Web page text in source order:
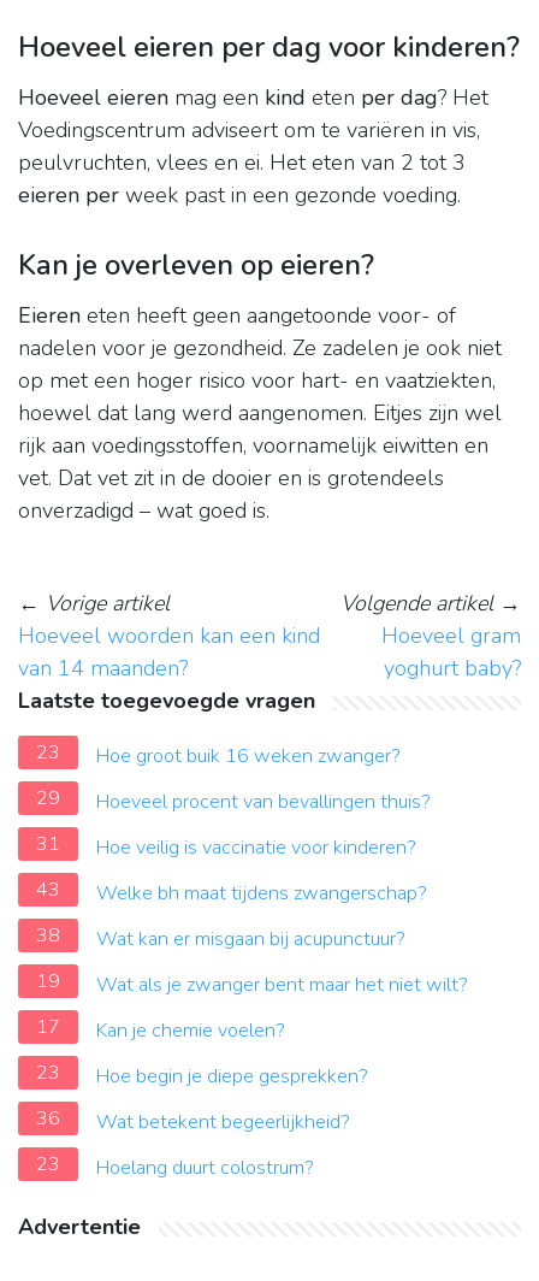
Hoeveel eieren per dag voor kinderen?
Hoeveel eieren mag een kind eten per dag? Het
Voedingscentrum adviseert om te variëren in vis,
peulvruchten, vlees en ei. Het eten van 2 tot 3
eieren per week past in een gezonde voeding.
Kan je overleven op eieren?
Eieren eten heeft geen aangetoonde voor- of
nadelen voor je gezondheid. Ze zadelen je ook niet
op met een hoger risico voor hart- en vaatziekten,
hoewel dat lang werd aangenomen. Eitjes zijn wel
rijk aan voedingsstoffen, voornamelijk eiwitten en
vet. Dat vet zit in de dooier en is grotendeels
onverzadigd – wat goed is.
← Vorige artikel
Hoeveel woorden kan een kind
van 14 maanden?
Volgende artikel→
Hoeveel gram
yoghurt baby?
Laatste toegevoegde vragen
23
Hoe groot buik 16 weken zwanger?
29
Hoeveel procent van bevallingen thuis?
31
Hoe veilig is vaccinatie voor kinderen?
43
Welke bh maat tijdens zwangerschap?
38
Wat kan er misgaan bij acupunctuur?
19
Wat als je zwanger bent maar het niet wilt?
17
Kan je chemie voelen?
23
Hoe begin je diepe gesprekken?
36
Wat betekent begeerlijkheid?
23
Hoelang duurt colostrum?
Advertentie